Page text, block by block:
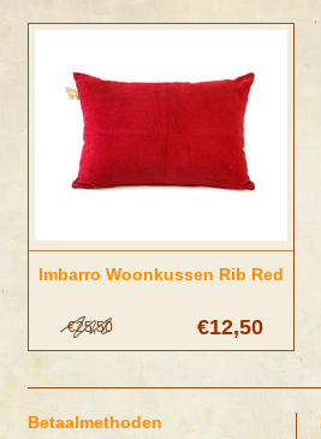
Imbarro Woonkussen Rib Red
€12,50
€25,50
Betaalmethoden